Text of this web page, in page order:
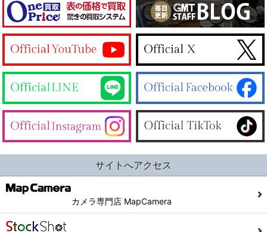
サイトへアクセス
カメラ専門店 MapCamera